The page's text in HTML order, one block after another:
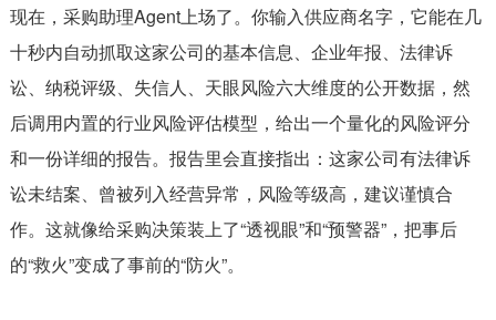
现在，采购助理Agent上场了。你输入供应商名字，它能在几
十秒内自动抓取这家公司的基本信息、企业年报、法律诉
讼、纳税评级、失信人、天眼风险六大维度的公开数据，然
后调用内置的行业风险评估模型，给出一个量化的风险评分
和一份详细的报告。报告里会直接指出：这家公司有法律诉
讼未结案、曾被列入经营异常，风险等级高，建议谨慎合
作。这就像给采购决策装上了“透视眼”和“预警器”，把事后
的“救火”变成了事前的“防火”。